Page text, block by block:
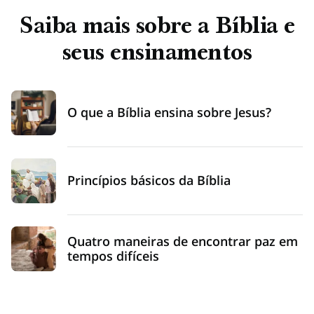
estudar os dois livros, você pode obter uma melhor
compreensão de quem é Deus e o que Ele quer para
Saiba mais sobre a Bíblia e
seus ensinamentos
O que a Bíblia ensina sobre Jesus?
Princípios básicos da Bíblia
Quatro maneiras de encontrar paz em
tempos difíceis